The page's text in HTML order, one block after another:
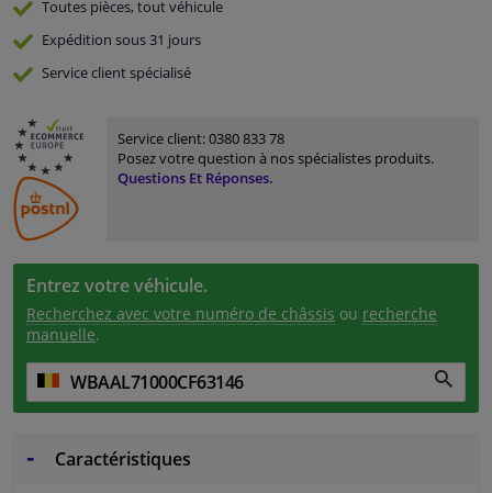
Toutes pièces, tout véhicule
Expédition sous 31 jours
Serviceclient spécialisé
Service client:0380 833 78
Posez votre question à nos spécialistes produits.
Questions Et Réponses.
Entrez votre véhicule.
Recherchez avec votre numéro de châssis ou recherche
manuelle.
Caractéristiques